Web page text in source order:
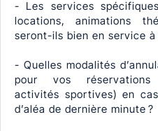
- Les services
locations, animations
seront-ils bien en service à
- Quelles modalités
pour vos réservations
activités sportives) en
d’aléa de dernière minute ?